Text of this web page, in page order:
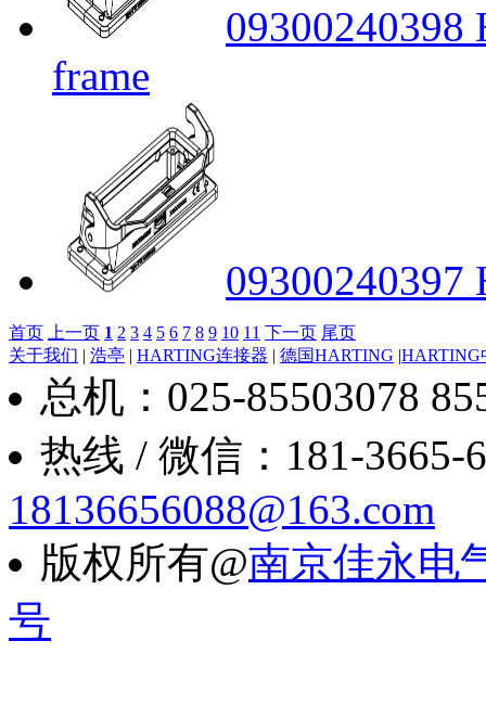
09300240398
frame
09300240397
首页 上一页 1 2 3 4 5 6 7 8 9 10 11 下一页 尾页
关于我们 | 浩亭 | HARTING连接器 | 德国HARTING |HARTING
总机：025-85503078
热线 / 微信：181-3665-
18136656088@163.com
版权所有@南京佳永电
号